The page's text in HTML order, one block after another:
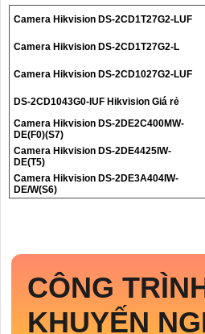
Camera Hikvision DS-2CD1T27G2-LUF
Camera Hikvision DS-2CD1T27G2-L
Camera Hikvision DS-2CD1027G2-LUF
DS-2CD1043G0-IUF Hikvision Giá rẻ
Camera Hikvision DS-2DE2C400MW-
DE(F0)(S7)
Camera Hikvision DS-2DE4425IW-
DE(T5)
Camera Hikvision DS-2DE3A404IW-
DE/W(S6)
CÔNG
KHUYẾN